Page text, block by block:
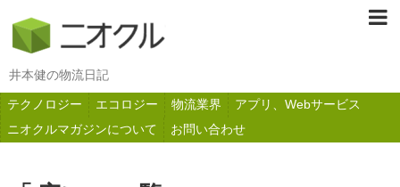
井本健の物流日記
テクノロジー エコロジー 物流業界
アプリ、Webサービス
ニオクルマガジンについて
お問い合わせ